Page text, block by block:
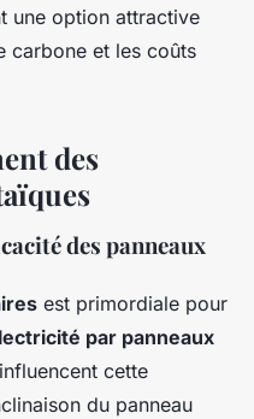
une option attractive
carbone et les coûts
des
des panneaux
est primordiale pour
par panneaux
cette
du panneau